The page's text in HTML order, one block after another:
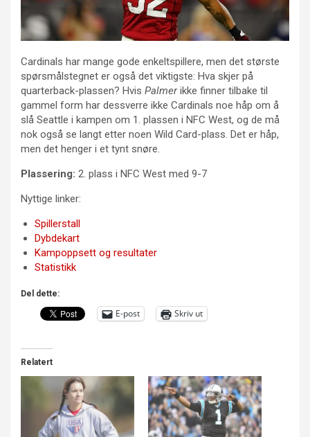
Cardinals har mange gode enkeltspillere, men det største
spørsmålstegnet er også det viktigste: Hva skjer på
quarterback-plassen? Hvis Palmerikke finner tilbake til
gammel form har dessverre ikke Cardinals noe håp om å
slå Seattle i kampen om 1. plassen i NFC West, og de må
nok også se langt etter noen Wild Card-plass. Det er håp,
men det henger i et tynt snøre.
Plassering: 2. plass i NFC West med 9-7
Nyttige linker:
Spillerstall
Dybdekart
Kampoppsett og resultater
Statistikk
Del dette:
E-post Skriv ut
Relatert